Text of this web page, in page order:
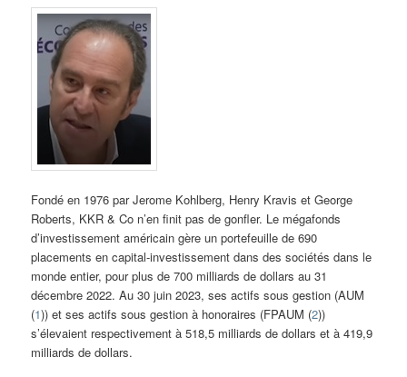
Fondé en 1976 par Jerome Kohlberg, Henry Kravis et George
Roberts, KKR & Co n’en finit pas de gonfler. Le mégafonds
d’investissement américain gère un portefeuille de 690
placements en capital-investissement dans des sociétés dans le
monde entier, pour plus de 700 milliards de dollars au 31
décembre 2022. Au 30 juin 2023, ses actifs sous gestion (AUM
(1)) et ses actifs sous gestion à honoraires (FPAUM (2))
s’élevaient respectivement à 518,5 milliards de dollars et à 419,9
milliards de dollars.